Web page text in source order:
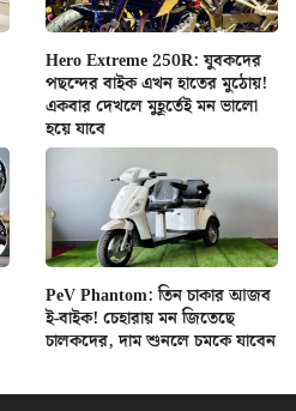
Hero Extreme 250R: যুবকদের
পছন্দের বাইক এখন হাতের মুঠোয়!
একবার দেখলে মুহূর্তেই মন ভালো
হয়ে যাবে
PeV Phantom: তিন চাকার আজব
ই-বাইক! চেহারায় মন জিতেছে
চালকদের, দাম শুনলে চমকে যাবেন